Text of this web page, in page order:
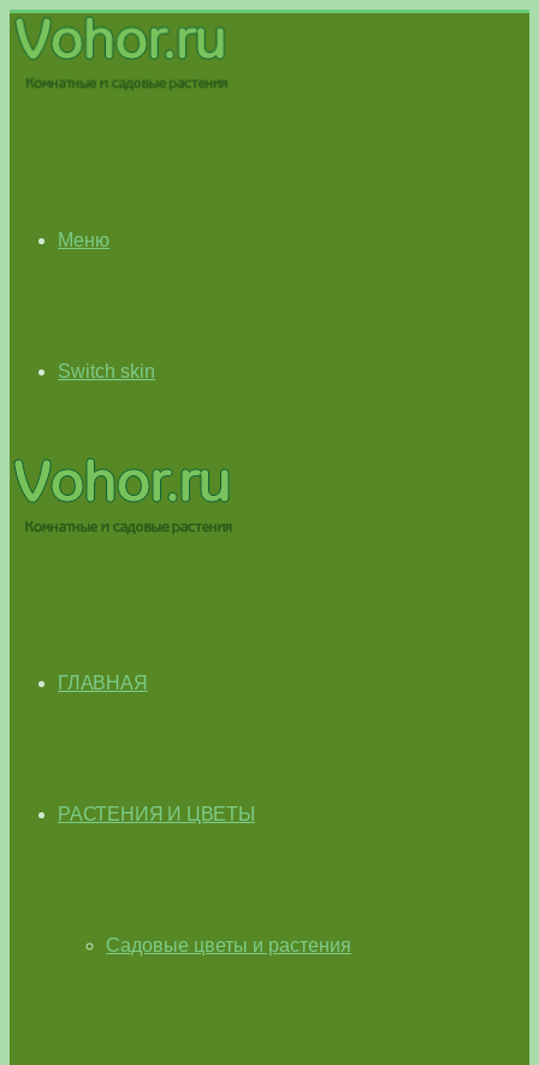
Меню
Switch skin
ГЛАВНАЯ
РАСТЕНИЯ И ЦВЕТЫ
Садовые цветы и растения